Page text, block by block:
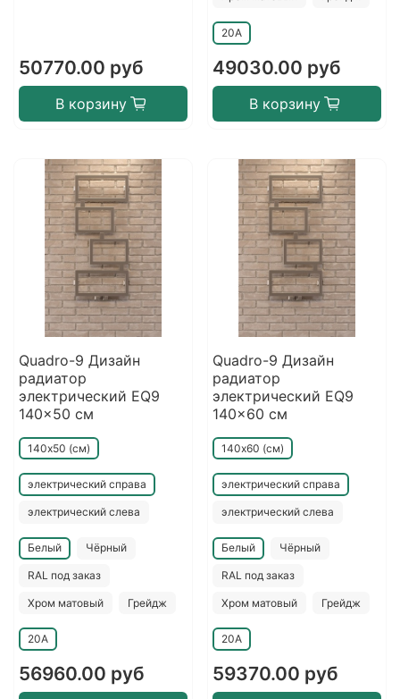
50770.00 руб
В корзину
20A
49030.00 руб
В корзину
Quadro-9 Дизайн
радиатор
электрический EQ9
140x50 см
140х50 (см)
электрический справа
электрический слева
Белый Чёрный
RAL под заказ
Хром матовый Грейдж
20A
56960.00 руб
Quadro-9 Дизайн
радиатор
электрический EQ9
140x60 см
140х60 (см)
электрический справа
электрический слева
Белый Чёрный
RAL под заказ
Хром матовый Грейдж
20A
59370.00 руб